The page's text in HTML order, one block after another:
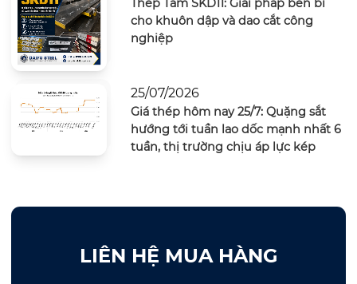
Thép Tấm SKD11: Giải pháp bền bỉ
cho khuôn dập và dao cắt công
nghiệp
25/07/2026
Giá thép hôm nay 25/7: Quặng sắt
hướng tới tuần lao dốc mạnh nhất 6
tuần, thị trường chịu áp lực kép
LIÊN HỆ MUA HÀNG